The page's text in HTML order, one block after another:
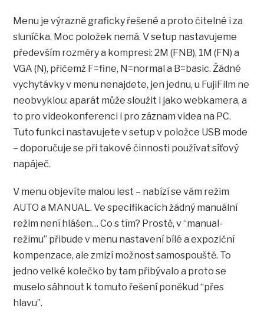
Menu je výrazně graficky řešené a proto čitelné i za
sluníčka. Moc položek nemá. V setup nastavujeme
především rozměry a kompresi: 2M (FNB), 1M (FN) a
VGA (N), přičemž F=fine, N=normal a B=basic. Žádné
vychytávky v menu nenajdete, jen jednu, u FujiFilm ne
neobvyklou: aparát může sloužit i jako webkamera, a
to pro videokonferenci i pro záznam videa na PC.
Tuto funkci nastavujete v setup v položce USB mode
– doporučuje se při takové činnosti používat síťový
napáječ.
V menu objevíte malou lest – nabízí se vám režim
AUTO a MANUAL. Ve specifikacích žádný manuální
režim není hlášen… Co s tím? Prostě, v “manual-
režimu” přibude v menu nastavení bílé a expoziční
kompenzace, ale zmizí možnost samospouště. To
jedno velké kolečko by tam přibývalo a proto se
muselo sáhnout k tomuto řešení poněkud “přes
hlavu”.